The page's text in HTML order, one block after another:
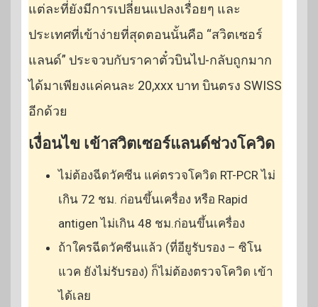
แต่ละที่ยังมีการเปลี่ยนแปลงเรื่อยๆ และ
ประเทศที่เข้าง่ายที่สุดตอนนั้นคือ “สวิตเซอร์
แลนด์” ประจวบกับราคาตั๋วบินไป-กลับถูกมาก
ได้มาเพียงแค่คนละ 20,xxx บาท บินตรง SWISS
อีกด้วย
เงื่อนไข เข้าสวิตเซอร์แลนด์ช่วงโควิด
ไม่ต้องฉีดวัคซีน แค่ตรวจโควิด RT-PCR ไม่
เกิน 72 ชม. ก่อนขึ้นเครื่อง หรือ Rapid
antigen ไม่เกิน 48 ชม.ก่อนขึ้นเครื่อง
ถ้าใครฉีดวัคซีนแล้ว (ที่อียูรับรอง – ซิโน
แวค ยังไม่รับรอง) ก็ไม่ต้องตรวจโควิด เข้า
ได้เลย